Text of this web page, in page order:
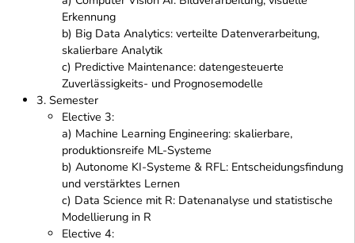
Erkennung
b) Big Data Analytics: verteilte Datenverarbeitung,
skalierbare Analytik
c) Predictive Maintenance: datengesteuerte
Zuverlässigkeits- und Prognosemodelle
3. Semester
Elective 3:
a) Machine Learning Engineering: skalierbare,
produktionsreife ML-Systeme
b) Autonome KI-Systeme & RFL: Entscheidungsfindung
und verstärktes Lernen
c) Data Science mit R: Datenanalyse und statistische
Modellierung in R
Elective 4: